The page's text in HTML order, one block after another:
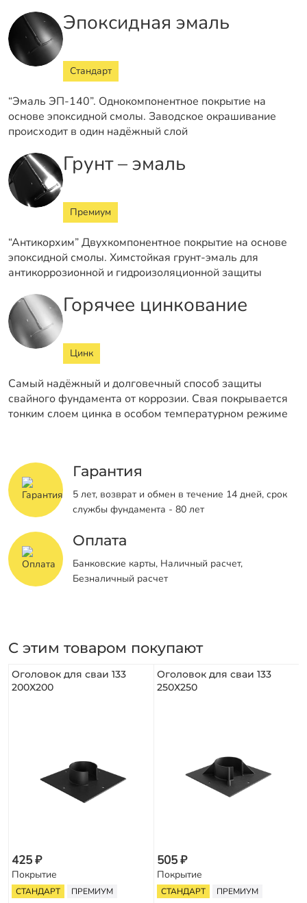
Эпоксидная эмаль
Стандарт
“Эмаль ЭП-140”. Однокомпонентное покрытие на
основе эпоксидной смолы. Заводское окрашивание
происходит в один надёжный слой
Грунт – эмаль
Премиум
“Антикорхим” Двухкомпонентное покрытие на основе
эпоксидной смолы. Химстойкая грунт-эмаль для
антикоррозионной и гидроизоляционной защиты
Горячее цинкование
Цинк
Самый надёжный и долговечный способ защиты
свайного фундамента от коррозии. Свая покрывается
тонким слоем цинка в особом температурном режиме
Гарантия
5 лет, возврат и обмен в течение 14 дней, срок
службы фундамента - 80 лет
Оплата
Банковские карты, Наличный расчет,
Безналичный расчет
С этим товаром покупают
Оголовок для сваи 133
200Х200
425 ₽
Покрытие
СТАНДАРТ ПРЕМИУМ
Оголовок для сваи 133
250Х250
505 ₽
Покрытие
СТАНДАРТ ПРЕМИУМ